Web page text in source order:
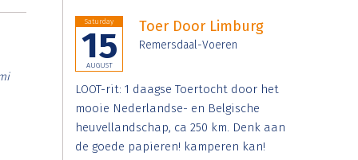
Saturday
15
AUGUST
Toer Door Limburg
Remersdaal-Voeren
LOOT-rit: 1 daagse Toertocht door het
mooie Nederlandse- en Belgische
heuvellandschap, ca 250 km. Denk aan
de goede papieren! kamperen kan!